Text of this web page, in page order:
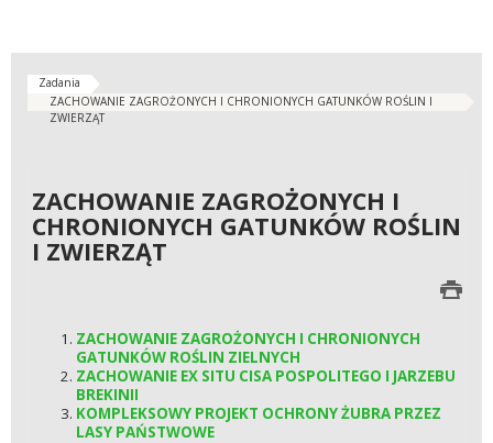
Zadania
ZACHOWANIE ZAGROŻONYCH I CHRONIONYCH GATUNKÓW ROŚLIN I
ZWIERZĄT
ZACHOWANIE ZAGROŻONYCH I
CHRONIONYCH GATUNKÓW ROŚLIN
I ZWIERZĄT
ZACHOWANIE ZAGROŻONYCH I CHRONIONYCH
GATUNKÓW ROŚLIN ZIELNYCH
ZACHOWANIE EX SITU CISA POSPOLITEGO I JARZEBU
BREKINII
KOMPLEKSOWY PROJEKT OCHRONY ŻUBRA PRZEZ
LASY PAŃSTWOWE